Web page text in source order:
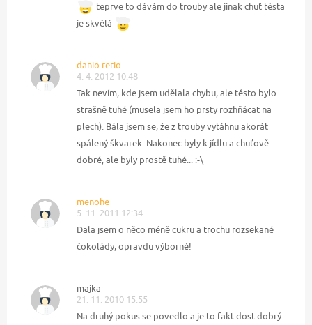
teprve to dávám do trouby ale jinak chuť těsta
je skvělá
danio.rerio
4. 4. 2012 10:48
Tak nevím, kde jsem udělala chybu, ale těsto bylo
strašně tuhé (musela jsem ho prsty rozhňácat na
plech). Bála jsem se, že z trouby vytáhnu akorát
spálený škvarek. Nakonec byly k jídlu a chuťově
dobré, ale byly prostě tuhé... :-\
menohe
5. 11. 2011 12:34
Dala jsem o něco méně cukru a trochu rozsekané
čokolády, opravdu výborné!
majka
21. 11. 2010 15:55
Na druhý pokus se povedlo a je to fakt dost dobrý.